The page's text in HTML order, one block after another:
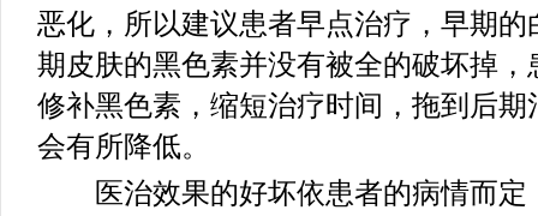
恶化，所以建议患者早点治疗，早期
期皮肤的黑色素并没有被全的破坏掉
修补黑色素，缩短治疗时间，拖到后
会有所降低。
医治效果的好坏依患者的病情而定